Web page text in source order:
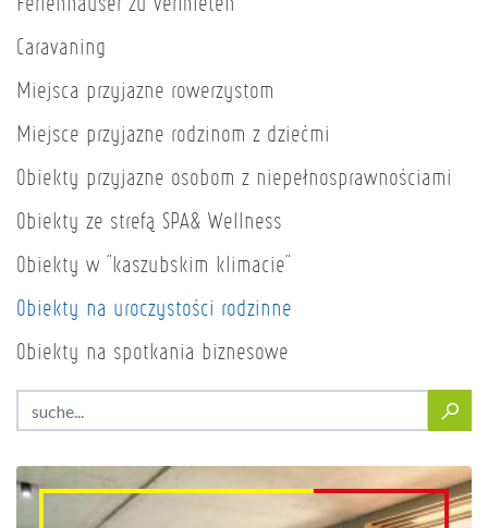
Caravaning
Miejsca przyjazne rowerzystom
Miejsce przyjazne rodzinom z dziećmi
Obiekty przyjazne osobom z niepełnosprawnościami
Obiekty ze strefą SPA& Wellness
Obiekty w "kaszubskim klimacie"
Obiekty na uroczystości rodzinne
Obiekty na spotkania biznesowe